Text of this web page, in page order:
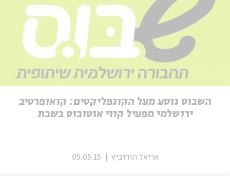
אנגלית
אנגלית
השבוס נוסע מעל הקונפליקטים: קואופרטיב
ירושלמי מפעיל קווי אוטובוס בשבת
אריאל הורוביץ 05.05.15